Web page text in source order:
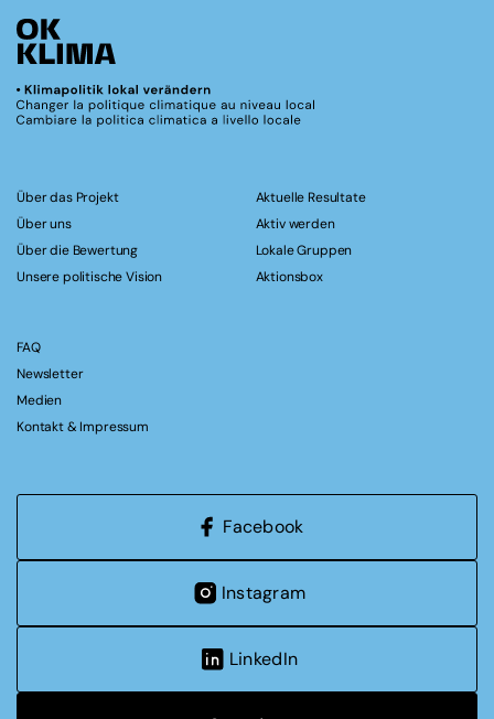
Über das Projekt
Über uns
Über die Bewertung
Unsere politische Vision
Aktuelle Resultate
Aktiv werden
Lokale Gruppen
Aktionsbox
FAQ
Newsletter
Medien
Kontakt & Impressum
Facebook
Instagram
LinkedIn